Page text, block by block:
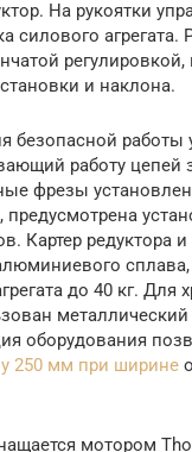
На рукоятки
силового агрегата.
и наклона.
безопасной работы
работу цепей
фрезы
Картер редуктора и
до 40 кг. Для
оборудования
250 мм при ширине
мотором